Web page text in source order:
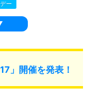
ー
」開催を発表！